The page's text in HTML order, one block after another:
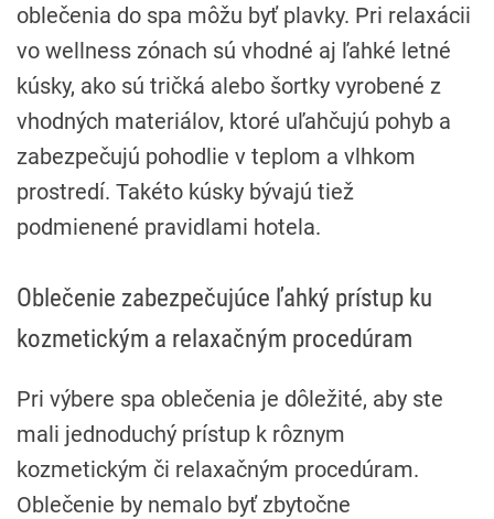
oblečenia do spa môžu byť plavky. Pri relaxácii
vo wellness zónach sú vhodné aj ľahké letné
kúsky, ako sú tričká alebo šortky vyrobené z
vhodných materiálov, ktoré uľahčujú pohyb a
zabezpečujú pohodlie v teplom a vlhkom
prostredí. Takéto kúsky bývajú tiež
podmienené pravidlami hotela.
Oblečenie zabezpečujúce ľahký prístup ku
kozmetickým a relaxačným procedúram
Pri výbere spa oblečenia je dôležité, aby ste
mali jednoduchý prístup k rôznym
kozmetickým či relaxačným procedúram.
Oblečenie by nemalo byť zbytočne